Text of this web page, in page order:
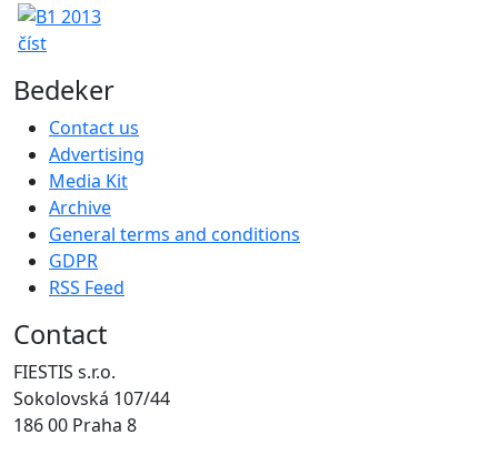
číst
Bedeker
Contact us
Advertising
Media Kit
Archive
General terms and conditions
GDPR
RSS Feed
Contact
FIESTIS s.r.o.
Sokolovská 107/44
186 00 Praha 8